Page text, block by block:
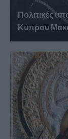
Πολιτικές
Κύπρου